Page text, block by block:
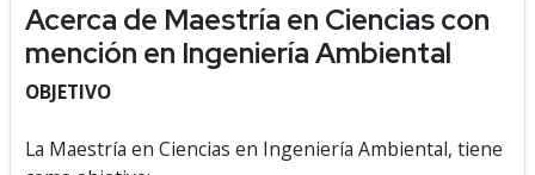
Acerca de Maestría en Ciencias con
mención en Ingeniería Ambiental
OBJETIVO
La Maestría en Ciencias en Ingeniería Ambiental, tiene